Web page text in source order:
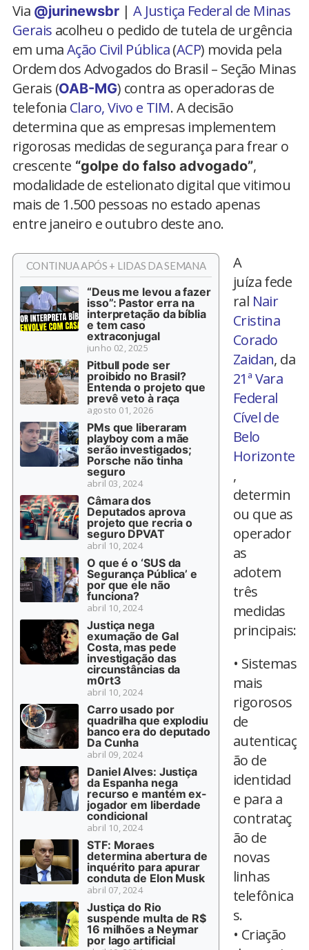
Via @jurinewsbr| A Justiça Federal de Minas
Gerais acolheu o pedido de tutela de urgência
em umaAção Civil Pública(ACP) movida pela
Ordem dos Advogados do Brasil – Seção Minas
Gerais (OAB-MG) contra as operadoras de
telefonia Claro, Vivo e TIM. A decisão
determina que as empresas implementem
rigorosas medidas de segurança para frear o
crescente “golpe do falso advogado”,
modalidade de estelionato digital que vitimou
mais de 1.500 pessoas no estado apenas
entre janeiro e outubro deste ano.
CONTINUA APÓS + LIDAS DA SEMANA
“Deus me levou a fazer
isso”: Pastor erra na
interpretação da bíblia
e tem caso
extraconjugal
junho 02, 2025
Pitbull pode ser
proibido no Brasil?
Entenda o projeto que
prevê veto à raça
agosto 01, 2026
PMs que liberaram
playboy com a mãe
serão investigados;
Porsche não tinha
seguro
abril 03, 2024
Câmara dos
Deputados aprova
projeto que recria o
seguro DPVAT
abril 10, 2024
O que é o ‘SUS da
Segurança Pública’ e
por que ele não
funciona?
abril 10, 2024
Justiça nega
exumação de Gal
Costa, mas pede
investigação das
circunstâncias da
m0rt3
abril 10, 2024
Carro usado por
quadrilha que explodiu
banco era do deputado
Da Cunha
abril 09, 2024
Daniel Alves: Justiça
da Espanha nega
recurso e mantém ex-
jogador em liberdade
condicional
abril 10, 2024
STF: Moraes
determina abertura de
inquérito para apurar
conduta de Elon Musk
abril 07, 2024
Justiça do Rio
suspende multa de R$
16 milhões a Neymar
por lago artificial
A
juíza fede
ral Nair
Cristina
Corado
Zaidan, da
21ª Vara
Federal
Cível de
Belo
Horizonte
,
determin
ou que as
operador
as
adotem
três
medidas
principais:
• Sistemas
mais
rigorosos
de
autenticaç
ão de
identidad
e para a
contrataç
ão de
novas
linhas
telefônica
s.
• Criação